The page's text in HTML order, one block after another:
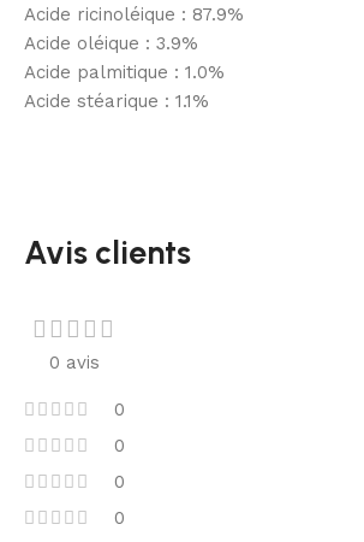
Acide ricinoléique : 87.9%
Acide oléique : 3.9%
Acide palmitique : 1.0%
Acide stéarique : 1.1%
Avis clients
0 avis
0
0
0
0